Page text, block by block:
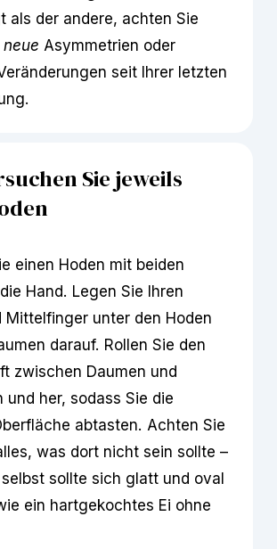
als der andere, achten Sie
neue Asymmetrien oder
seit Ihrer letzten
Sie jeweils
einen Hoden mit beiden
Hand. Legen Sie Ihren
Mittelfinger unter den Hoden
darauf. Rollen Sie den
zwischen Daumen und
und her, sodass Sie die
abtasten. Achten Sie
was dort nicht sein sollte –
sollte sich glatt und oval
ein hartgekochtes Ei ohne